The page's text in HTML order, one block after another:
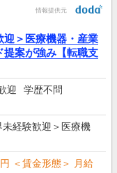
情報提供元
迎＞医療機器・産業
案が強み【転職支
迎
学歴不問
未経験歓迎＞医療機
＜賃金形態＞ 月給